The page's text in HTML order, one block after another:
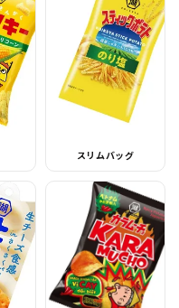
スリムバッグ